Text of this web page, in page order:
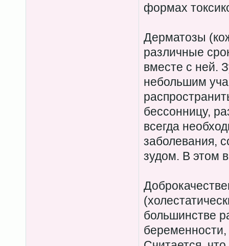
формах
Дерматозы
различные
вместе с ней.
небольшим
бессонницу,
всегда
заболевания,
зудом. В этом
большинстве
беременности,